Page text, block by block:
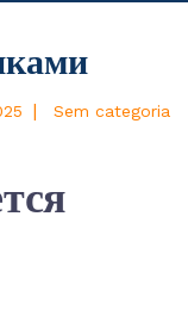
| Sem categoria